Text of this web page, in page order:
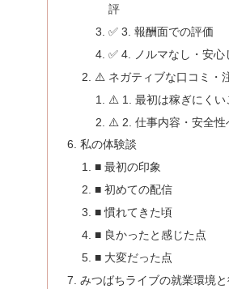
評
✅ 3. 報酬面での評価
✅ 4. ノルマなし・安心
⚠️ ネガティブな口コミ・
⚠️ 1. 最初は稼ぎにくい
⚠️ 2. 仕事内容・安全性
私の体験談
■ 最初の印象
■ 初めての配信
■ 慣れてきた頃
■ 良かったと感じた点
■ 大変だった点
みつばちライブの就業環境